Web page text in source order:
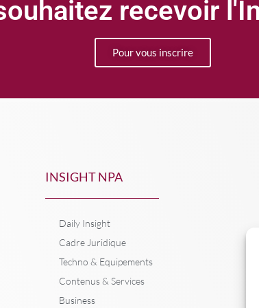
recevoir
Pour vous inscrire
INSIGHT NPA
Daily Insight
Cadre Juridique
Techno & Equipements
Contenus & Services
Business